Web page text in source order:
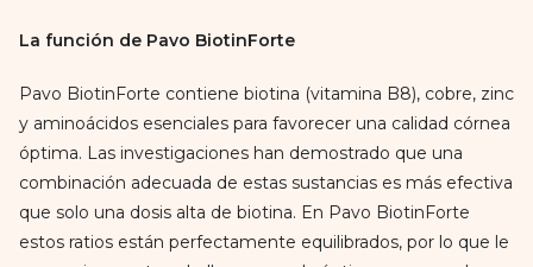
La función de Pavo BiotinForte
Pavo BiotinForte contiene biotina (vitamina B8), cobre, zinc
y aminoácidos esenciales para favorecer una calidad córnea
óptima. Las investigaciones han demostrado que una
combinación adecuada de estas sustancias es más efectiva
que solo una dosis alta de biotina. En Pavo BiotinForte
estos ratios están perfectamente equilibrados, por lo que le